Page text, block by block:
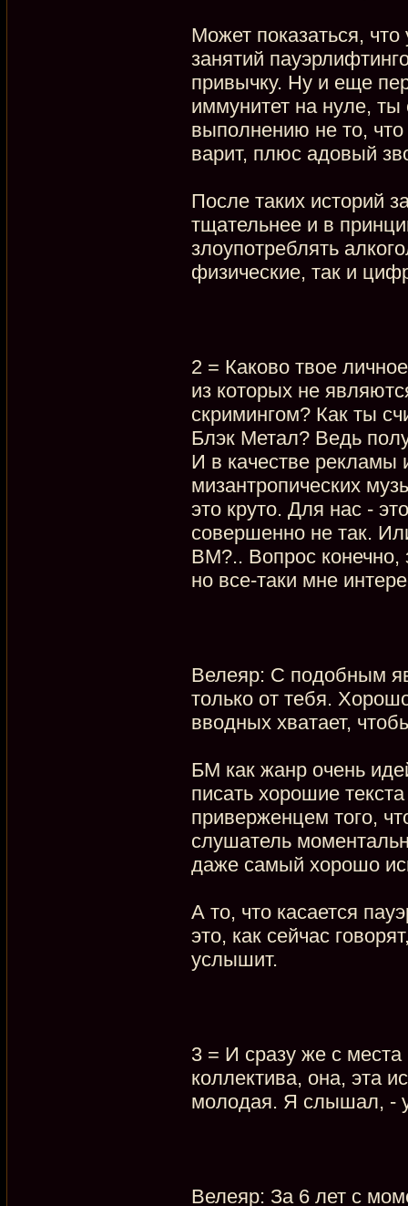
Может показаться,
занятий
привычку. Ну и еще
иммунитет на нуле,
выполнению не то,
варит, плюс адовый
После таких историй
тщательнее и в
злоупотреблять
физические, так и
2 = Каково твое
из которых не
скримингом? Как ты
Блэк Метал? Ведь
И в качестве рекламы
мизантропических
это круто. Для нас -
совершенно не так.
BM?.. Вопрос конечно,
но все-таки мне
Велеяр: С подобным
только от тебя.
вводных хватает,
БМ как жанр очень
писать хорошие
приверженцем того,
слушатель
даже самый хорошо
А то, что касается
это, как сейчас
услышит.
3 = И сразу же с
коллектива, она, эта
молодая. Я слышал, -
Велеяр: За 6 лет с